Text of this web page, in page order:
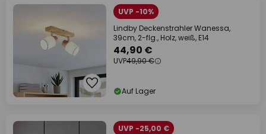
UVP -10%
Lindby Deckenstrahler Wanessa,
39cm, 2-flg., Holz, weiß, E14
44,90 €
UVP49,90 €
Auf Lager
UVP -25,00 €